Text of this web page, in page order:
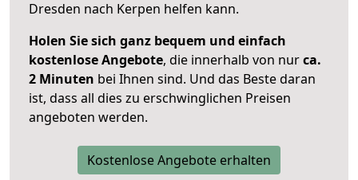
Dresden nach Kerpen helfen kann.
Holen Sie sich ganz bequem und einfach
kostenlose Angebote, die innerhalb von nurca.
2 Minuten bei Ihnen sind. Und das Beste daran
ist, dass all dies zu erschwinglichen Preisen
angeboten werden.
Kostenlose Angebote erhalten